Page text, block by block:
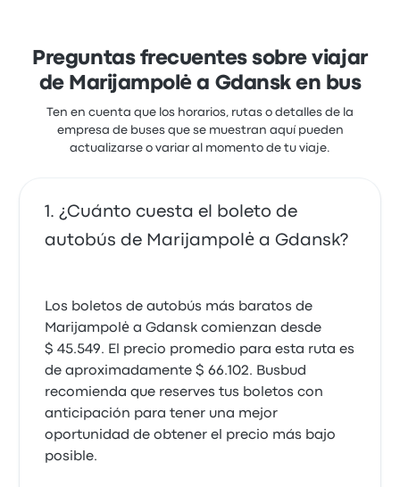
Preguntas frecuentes sobre viajar
de Marijampolė a Gdansk en bus
Ten en cuenta que los horarios, rutas o detalles de la
empresa de buses que se muestran aquí pueden
actualizarse o variar al momento de tu viaje.
¿Cuánto cuesta el boleto de
autobús de Marijampolė a Gdansk?
Los boletos de autobús más baratos de
Marijampolė a Gdansk comienzan desde
$ 45.549. El precio promedio para esta ruta es
de aproximadamente $ 66.102. Busbud
recomienda que reserves tus boletos con
anticipación para tener una mejor
oportunidad de obtener el precio más bajo
posible.